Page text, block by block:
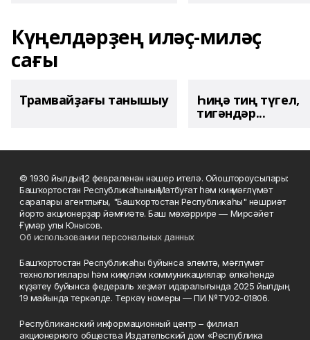
Күңелдәрҙең иләҫ-миләҫ
сағы
Трамвайҙағы танышыу Һиңә тиң түгел,
тигәндәр...
© 1930 йылдың 12 февраленән нәшер ителә. Ойоштороусылары:
Башҡортостан Республикаһының Матбуғат һәм киң мәғлүмәт
саралары агентлығы, "Башҡортостан Республикаһы" нәшриәт
йорто акционерҙар йәмғиәте. Баш мөхәррире — Мирсәйет
Ғүмәр улы Юнысов.
Об использовании персональных данных
Башҡортостан Республикаһы буйынса элемтә, мәғлүмәт
технологиялары һәм киңкүләм коммуникациялар өлкәһендә
күҙәтеү буйынса федераль хеҙмәт идаралығында 2025 йылдың
19 майында теркәлде. Теркәү номеры — ПИ №ТУ02-01806.
Республиканский информационный центр – филиал
акционерного общества Издательский дом «Республика